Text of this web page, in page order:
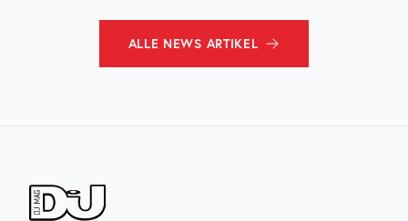
ALLE NEWS ARTIKEL